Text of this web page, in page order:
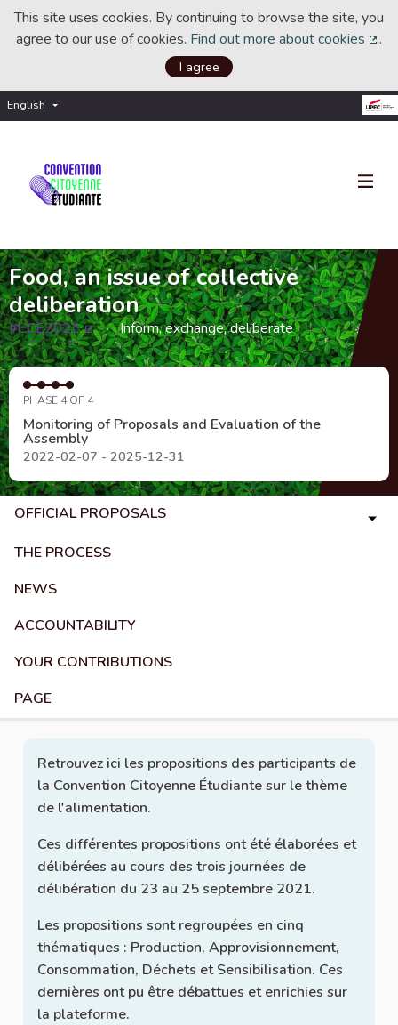
This site uses cookies. By continuing to browse the site, you
agree to our use of cookies. Find out more about cookies .
I agree
English Choisir la langue
Food, an issue of collective
deliberation
#CCE2021
(External link)
Inform, exchange, deliberate
PHASE 4 OF 4
Monitoring of Proposals and Evaluation of the
Assembly
2022-02-07 - 2025-12-31
OFFICIAL PROPOSALS
THE PROCESS
NEWS
ACCOUNTABILITY
YOUR CONTRIBUTIONS
PAGE
Retrouvez ici les propositions des participants de
la Convention Citoyenne Étudiante sur le thème
de l'alimentation.
Ces différentes propositions ont été élaborées et
délibérées au cours des trois journées de
délibération du 23 au 25 septembre 2021.
Les propositions sont regroupées en cinq
thématiques : Production, Approvisionnement,
Consommation, Déchets et Sensibilisation. Ces
dernières ont pu être débattues et enrichies sur
la plateforme.